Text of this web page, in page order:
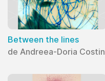
Between the lines
de Andreea-Doria Costin